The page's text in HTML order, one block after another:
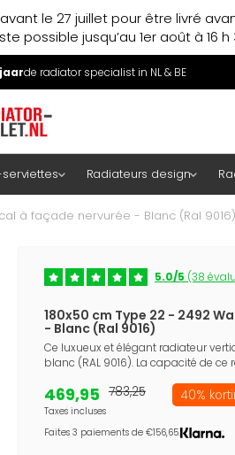
le 27 juillet pour être livré
possible jusqu’au 1er août à 16 h
de radiator specialist in NL & BE
Radiateurs design
à façade nervurée - Blanc (Ral 9016)
5.0/5 (38
180x50 cm Type 22 - 2492
- Blanc (Ral 9016)
Ce luxueux et élégant radiateur
blanc (RAL 9016). La capacité de
469,95
Taxes incluses
783,25 40%
Faites 3 paiements de €156,65.